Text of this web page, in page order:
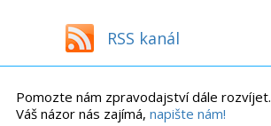
RSS kanál
Pomozte nám zpravodajství dále rozvíjet.
Váš názor nás zajímá, napište nám!